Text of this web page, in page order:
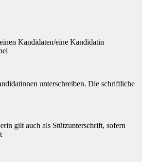
Kandidaten/eine Kandidatin
unterschreiben. Die schriftliche
gilt auch als Stützunterschrift, sofern